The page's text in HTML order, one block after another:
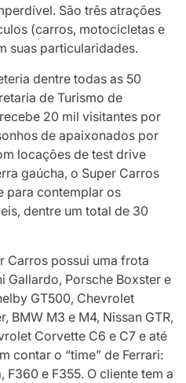
São três atrações
(carros, motocicletas e
suas particularidades.
dentre todas as 50
de Turismo de
20 mil visitantes por
de apaixonados por
locações de test drive
gaúcha, o Super Carros
para contemplar os
dentre um total de 30
Carros possui uma frota
Porsche Boxster e
GT500, Chevrolet
BMW M3 e M4, Nissan GTR,
Corvette C6 e C7 e até
contar o “time” de Ferrari:
e F355. O cliente tem a